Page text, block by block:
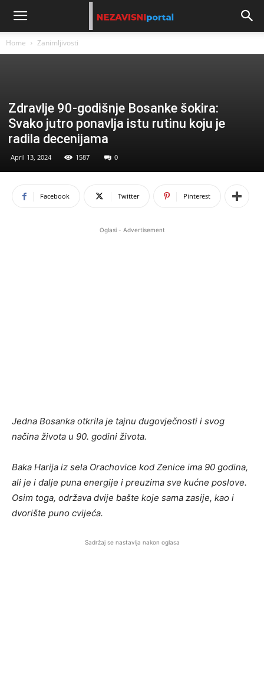
Home Zanimljivosti
Zdravlje 90-godišnje Bosanke šokira:
Svako jutro ponavlja istu rutinu koju je
radila decenijama
April 13, 2024 1587 0
Facebook Twitter Pinterest
Oglasi - Advertisement
Jedna Bosanka otkrila je tajnu dugovječnosti i svog
načina života u 90. godini života.
Baka Harija iz sela Orachovice kod Zenice ima 90 godina,
ali je i dalje puna energije i preuzima sve kućne poslove.
Osim toga, održava dvije bašte koje sama zasije, kao i
dvorište puno cvijeća.
Sadržaj se nastavlja nakon oglasa